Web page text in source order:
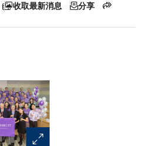
收取最新消息 分享